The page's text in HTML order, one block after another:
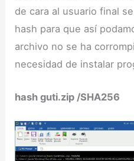
de cara al usuario final
hash para que así
archivo no se ha
necesidad de instalar
hash guti.zip /SHA256